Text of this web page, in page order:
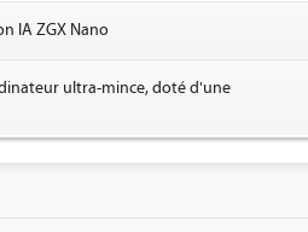
IA ZGX Nano
ultra-mince, doté d'une